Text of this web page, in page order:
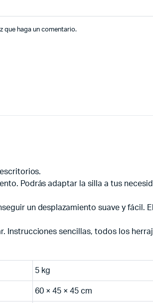
que haga un comentario.
Podrás adaptar la silla a tus
un desplazamiento suave y fácil.
Instrucciones sencillas, todos los
5 kg
60 × 45 × 45 cm